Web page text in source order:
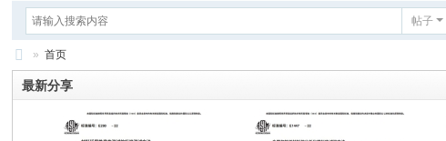
帖子
标
» 首页
最新分享